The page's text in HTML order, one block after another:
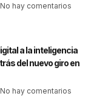
No hay comentarios
a la inteligencia
del nuevo giro en
No hay comentarios